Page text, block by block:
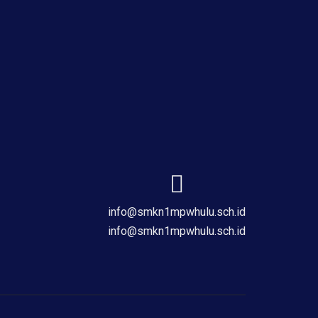
info@smkn1mpwhulu.sch.id
info@smkn1mpwhulu.sch.id